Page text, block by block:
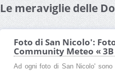
Le meraviglie delle
Foto di San Nicolo':
Community Meteo «
Ad ogni foto di San Nicolo' sono